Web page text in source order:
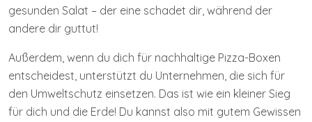
gesunden Salat – der eine schadet dir, während der
andere dir guttut!
Außerdem, wenn du dich für nachhaltige Pizza-Boxen
entscheidest, unterstützt du Unternehmen, die sich für
den Umweltschutz einsetzen. Das ist wie ein kleiner Sieg
für dich und die Erde! Du kannst also mit gutem Gewissen